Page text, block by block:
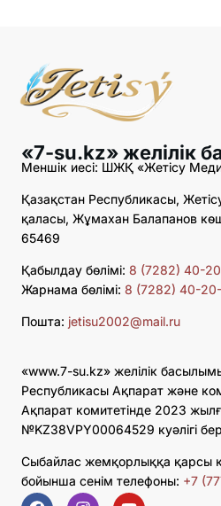
«7-su.kz» желілік
Меншік иесі: ШЖҚ «Жетісу
Қазақстан Республикасы,
қаласы, Жұмахан Балапанов
65469
Қабылдау бөлімі: 8 (7282) 40-
Жарнама бөлімі: 8 (7282) 40-
Пошта: jetisu2002@mail.ru
«www.7-su.kz» желілік
Республикасы Ақпарат және
Ақпарат комитетінде 2023
№KZ38VPY00064529 куәлігі
Сыбайлас жемқорлыққа қарсы
бойынша сенім телефоны: +7